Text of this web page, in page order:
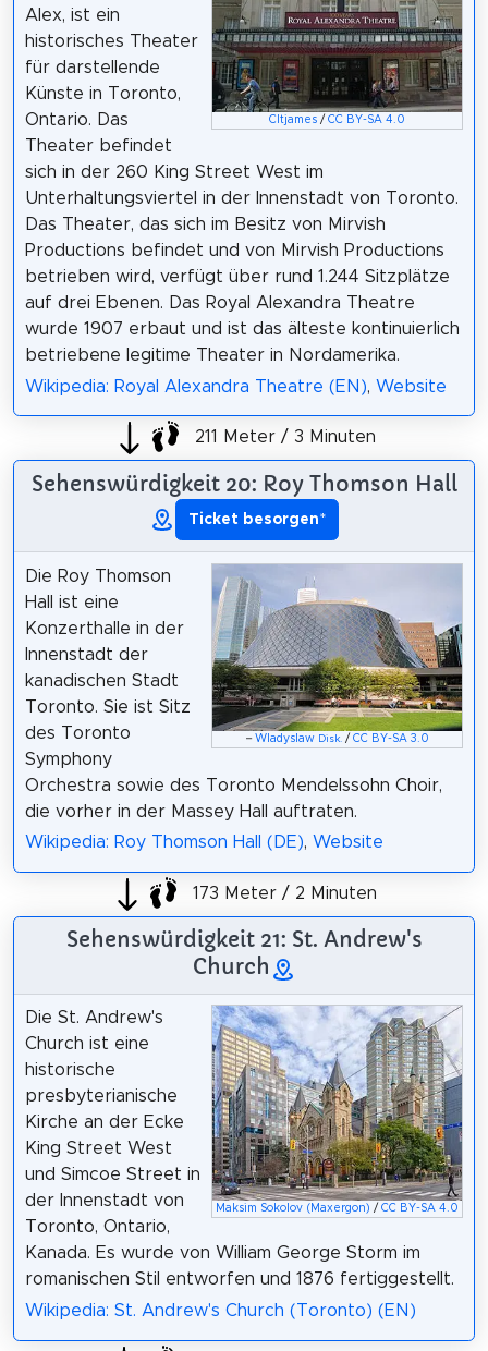
Cltjames /CC BY-SA 4.0
Alex, ist ein
historisches Theater
für darstellende
Künste in Toronto,
Ontario. Das
Theater befindet
sich in der 260 King Street West im
Unterhaltungsviertel in der Innenstadt von Toronto.
Das Theater, das sich im Besitz von Mirvish
Productions befindet und von Mirvish Productions
betrieben wird, verfügt über rund 1.244 Sitzplätze
auf drei Ebenen. Das Royal Alexandra Theatre
wurde 1907 erbaut und ist das älteste kontinuierlich
betriebene legitime Theater in Nordamerika.
Wikipedia: Royal Alexandra Theatre (EN), Website
211 Meter / 3 Minuten
Sehenswürdigkeit 20: Roy Thomson Hall
Ticket besorgen*
– Wladyslaw Disk./ CC BY-SA 3.0
Die Roy Thomson
Hall ist eine
Konzerthalle in der
Innenstadt der
kanadischen Stadt
Toronto. Sie ist Sitz
des Toronto
Symphony
Orchestra sowie des Toronto Mendelssohn Choir,
die vorher in der Massey Hall auftraten.
Wikipedia: Roy Thomson Hall (DE), Website
173 Meter / 2 Minuten
Sehenswürdigkeit 21: St. Andrew's
Church
Maksim Sokolov (Maxergon) /CC BY-SA 4.0
Die St. Andrew's
Church ist eine
historische
presbyterianische
Kirche an der Ecke
King Street West
und Simcoe Street in
der Innenstadt von
Toronto, Ontario,
Kanada. Es wurde von William George Storm im
romanischen Stil entworfen und 1876 fertiggestellt.
Wikipedia: St. Andrew's Church (Toronto) (EN)